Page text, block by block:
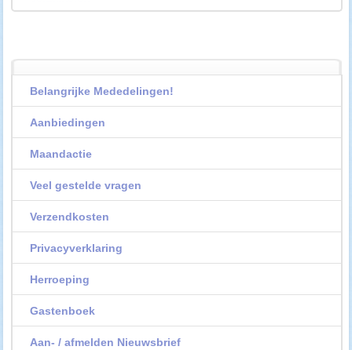
Belangrijke Mededelingen!
Aanbiedingen
Maandactie
Veel gestelde vragen
Verzendkosten
Privacyverklaring
Herroeping
Gastenboek
Aan- / afmelden Nieuwsbrief